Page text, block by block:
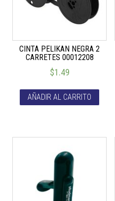
CINTA PELIKAN NEGRA 2
CARRETES 00012208
$1.49
AÑADIR AL CARRITO